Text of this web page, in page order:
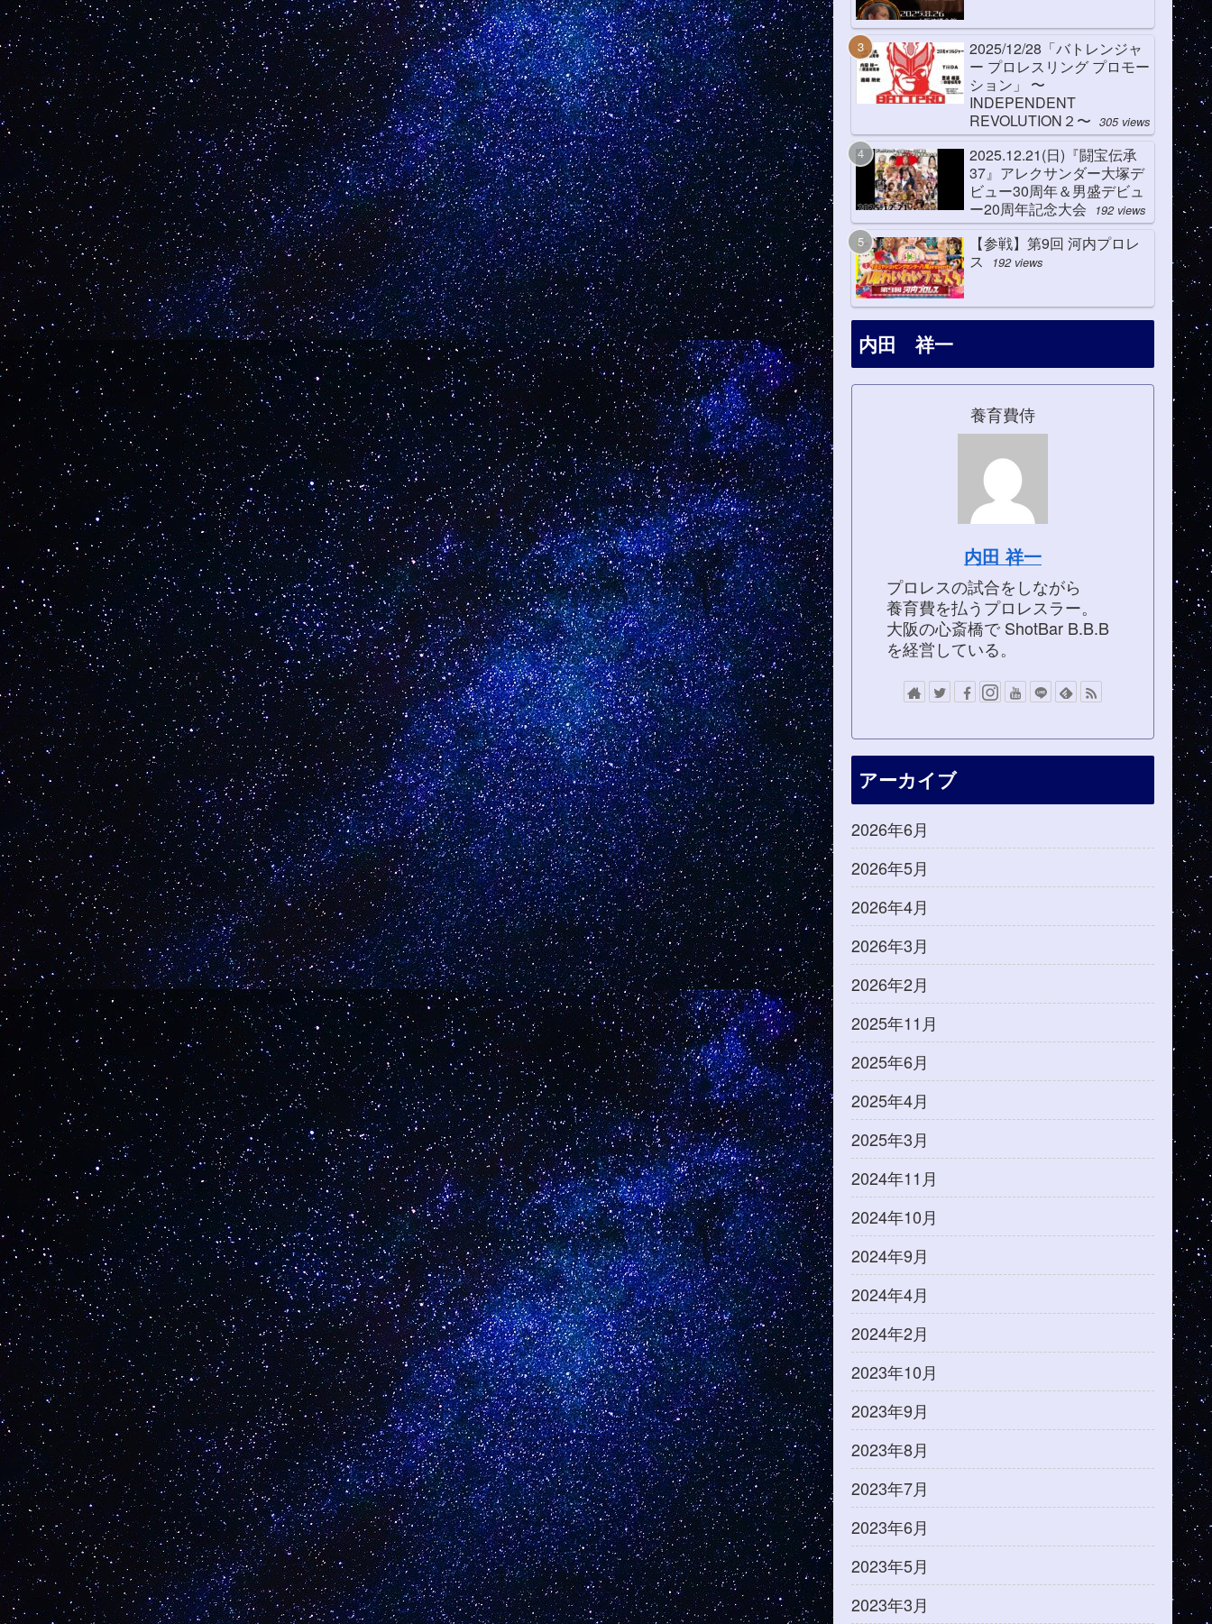
2025/12/28「バトレンジャ
ー プロレスリング プロモー
ション」 〜
INDEPENDENT
REVOLUTION２〜 305 views
2025.12.21(日)『闘宝伝承
37』アレクサンダー大塚デ
ビュー30周年＆男盛デビュ
ー20周年記念大会
192 views
【参戦】第9回 河内プロレ
ス
192 views
内田 祥一
養育費侍
内田 祥一
プロレスの試合をしながら
養育費を払うプロレスラー。
大阪の心斎橋で ShotBar B.B.B
を経営している。
アーカイブ
2026年6月
2026年5月
2026年4月
2026年3月
2026年2月
2025年11月
2025年6月
2025年4月
2025年3月
2024年11月
2024年10月
2024年9月
2024年4月
2024年2月
2023年10月
2023年9月
2023年8月
2023年7月
2023年6月
2023年5月
2023年3月